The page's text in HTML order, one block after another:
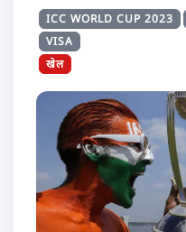
ICC WORLD CUP 2023
VISA
खेल